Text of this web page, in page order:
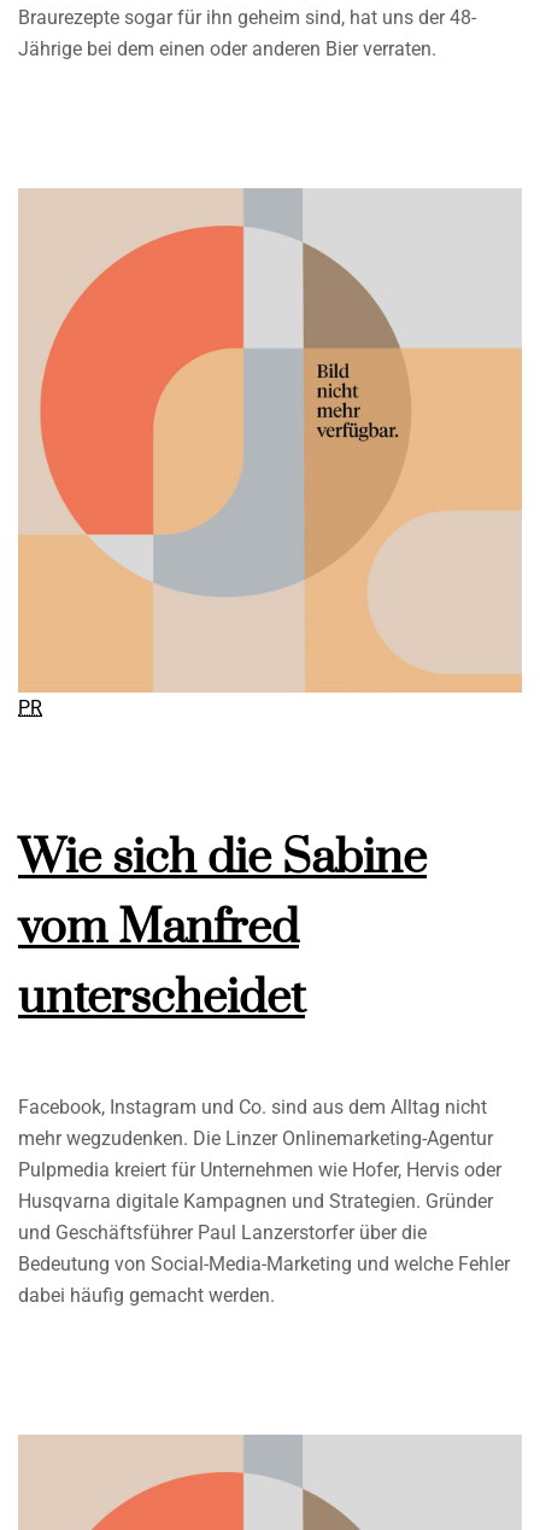
Braurezepte sogar für ihn geheim sind, hat uns der 48-
Jährige bei dem einen oder anderen Bier verraten.
PR
Wie sich die Sabine
vom Manfred
unterscheidet
Facebook, Instagram und Co. sind aus dem Alltag nicht
mehr wegzudenken. Die Linzer Onlinemarketing-Agentur
Pulpmedia kreiert für Unternehmen wie Hofer, Hervis oder
Husqvarna digitale Kampagnen und Strategien. Gründer
und Geschäftsführer Paul Lanzerstorfer über die
Bedeutung von Social-Media-Marketing und welche Fehler
dabei häufig gemacht werden.